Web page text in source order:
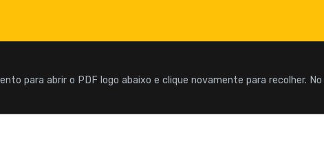
para abrir o PDF logo abaixo e clique novamente para recolher.